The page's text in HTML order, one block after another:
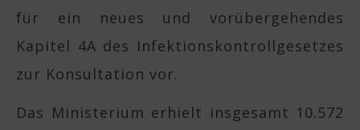
für ein neues und vorübergehendes
Kapitel 4A des Infektionskontrollgesetzes
zur Konsultation vor.
Das Ministerium erhielt insgesamt 10.572